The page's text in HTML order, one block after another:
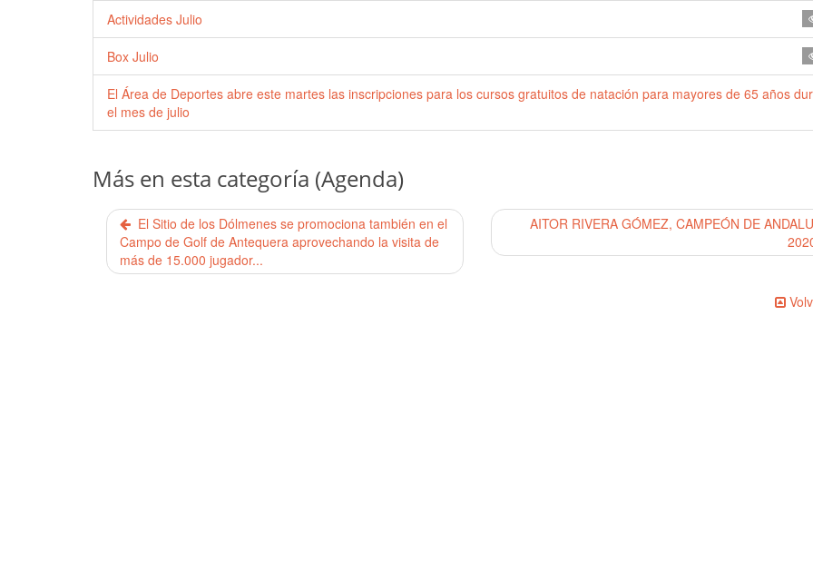
Actividades Julio
Box Julio
El Área de Deportes abre este martes las inscripciones para los cursos gratuitos de natación para mayores de 65 años
el mes de julio
Más en esta categoría (Agenda)
El Sitio de los Dólmenes se promociona también en el
Campo de Golf de Antequera aprovechando la visita de
más de 15.000 jugador...
AITOR RIVERA GÓMEZ, CAMPEÓN DE